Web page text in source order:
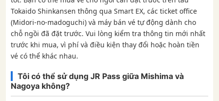
Tokaido Shinkansen thông qua Smart EX, các ticket office
(Midori-no-madoguchi) và máy bán vé tự động dành cho
chỗ ngồi đã đặt trước. Vui lòng kiểm tra thông tin mới nhất
trước khi mua, vì phí và điều kiện thay đổi hoặc hoàn tiền
vé có thể khác nhau.
Tôi có thể sử dụng JR Pass giữa Mishima và
Nagoya không?